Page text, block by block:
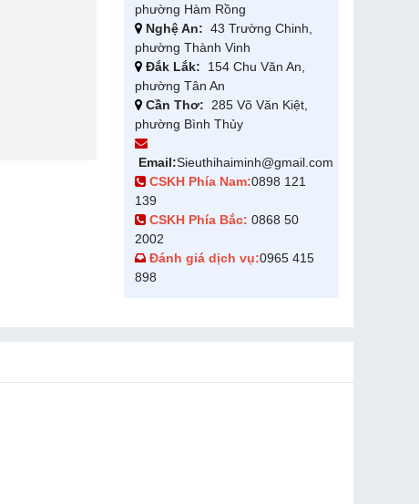
phường Hàm Rồng
Nghệ An: 43 Trường Chinh,
phường Thành Vinh
Đắk Lắk: 154 Chu Văn An,
phường Tân An
Cần Thơ: 285 Võ Văn Kiệt,
phường Bình Thủy
Email:Sieuthihaiminh@gmail.com
CSKH Phía Nam:0898 121
139
CSKH Phía Bắc: 0868 50
2002
Đánh giá dịch vụ:0965 415
898